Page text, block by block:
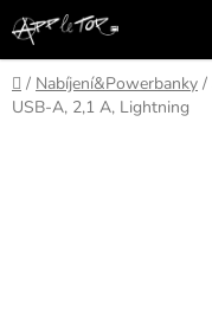
Přejít
na
obsah
Domů
/ Nabíjení&Powerbanky /
USB-A, 2,1 A, Lightning